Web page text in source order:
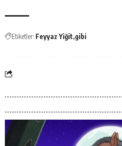
Etiketler: Feyyaz Yiğit gibi